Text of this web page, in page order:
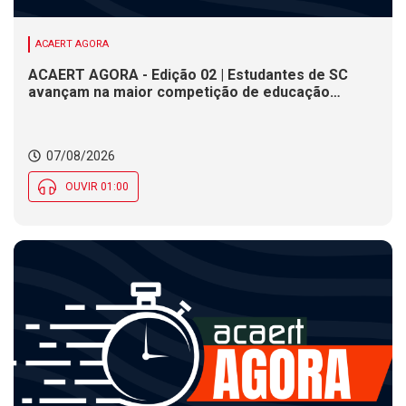
ACAERT AGORA
ACAERT AGORA - Edição 02 | Estudantes de SC
avançam na maior competição de educação
Social nesta sexta (7)
07/08/2026
OUVIR 01:00